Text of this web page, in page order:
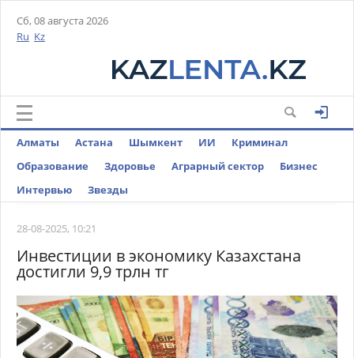
Сб, 08 августа 2026
Ru Kz
Алматы Астана Шымкент ИИ
Криминал
Образование
Здоровье Аграрный сектор
Бизнес
Интервью
Звезды
28-08-2025, 10:21
Инвестиции в экономику Казахстана
достигли 9,9 трлн тг